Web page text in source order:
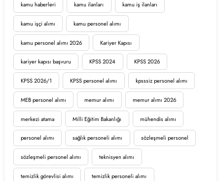
kamu haberleri kamu ilanları kamu iş ilanları
kamu işçi alımı kamu personel alımı
kamu personel alımı 2026 Kariyer Kapısı
kariyer kapısı başvuru KPSS 2024 KPSS 2026
KPSS 2026/1 KPSS personel alımı kpsssiz personel alımı
MEB personel alımı memur alımı memur alımı 2026
merkezi atama Milli Eğitim Bakanlığı mühendis alımı
personel alımı sağlık personeli alımı sözleşmeli personel
sözleşmeli personel alımı teknisyen alımı
temizlik görevlisi alımı temizlik personeli alımı